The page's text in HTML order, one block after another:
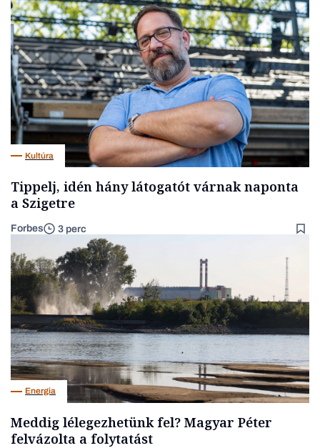
Kultúra
Tippelj, idén hány látogatót várnak naponta
a Szigetre
Forbes 3 perc
Energia
Meddig lélegezhetünk fel? Magyar Péter
felvázolta a folytatást